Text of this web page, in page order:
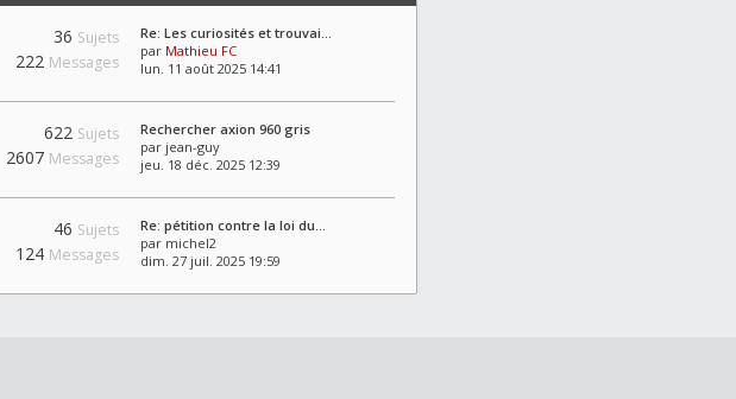
36 Sujets
222 Messages
Re: Les curiosités et trouvai…
par Mathieu FC
lun. 11 août 2025 14:41
622 Sujets
2607 Messages
Rechercher axion 960 gris
par jean-guy
jeu. 18 déc. 2025 12:39
46 Sujets
124 Messages
Re: pétition contre la loi du…
par michel2
dim. 27 juil. 2025 19:59